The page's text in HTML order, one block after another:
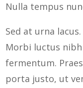
Nulla tempus
Sed at urna
Morbi luctus
fermentum.
porta justo, ut